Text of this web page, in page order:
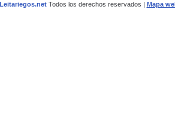
Leitariegos.netTodos los derechos reservados | Mapa